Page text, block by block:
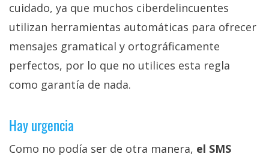
cuidado, ya que muchos ciberdelincuentes
utilizan herramientas automáticas para ofrecer
mensajes gramatical y ortográficamente
perfectos, por lo que no utilices esta regla
como garantía de nada.
Hay urgencia
Como no podía ser de otra manera, el SMS